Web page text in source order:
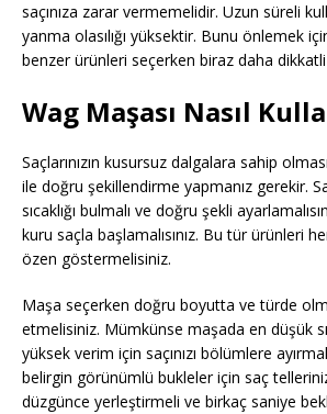
saçınıza zarar vermemelidir. Uzun süreli
yanma olasılığı yüksektir. Bunu önlemek
benzer ürünleri seçerken biraz daha dikkatli
Wag Maşası Nasıl
Saçlarınızın kusursuz dalgalara sahip
ile doğru şekillendirme yapmanız gerekir.
sıcaklığı bulmalı ve doğru şekli
kuru saçla başlamalısınız. Bu tür ürünleri
özen göstermelisiniz.
Maşa seçerken doğru boyutta ve türde
etmelisiniz. Mümkünse maşada en düşük
yüksek verim için saçınızı bölümlere
belirgin görünümlü bukleler için saç
düzgünce yerleştirmeli ve birkaç saniye